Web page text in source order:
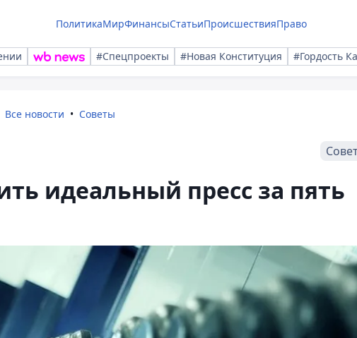
ПолитикаМирФинансыСтатьиПроисшествияПраво
#Спецпроекты #Новая Конституция #Гордость
Все новости Советы
идеальный пресс за пять